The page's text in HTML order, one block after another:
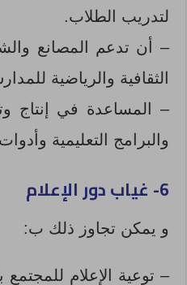
لتدريب الطلاب.
– أن تدعم المصانع
الثقافية والرياضية
– المساعدة في إنتاج
والبرامج التعليمية
6- غياب دور الإعلام
و يمكن تجاوز ذلك ب:
– توعية الإعلام للمجتمع